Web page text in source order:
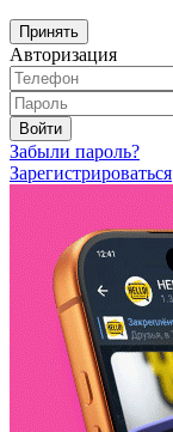
Принять
Авторизация
Войти
Забыли пароль?
Зарегистрироваться